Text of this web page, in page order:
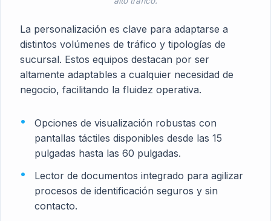
La personalización es clave para adaptarse a
distintos volúmenes de tráfico y tipologías de
sucursal. Estos equipos destacan por ser
altamente adaptables a cualquier necesidad de
negocio, facilitando la fluidez operativa.
Opciones de visualización robustas con
pantallas táctiles disponibles desde las 15
pulgadas hasta las 60 pulgadas.
Lector de documentos integrado para agilizar
procesos de identificación seguros y sin
contacto.